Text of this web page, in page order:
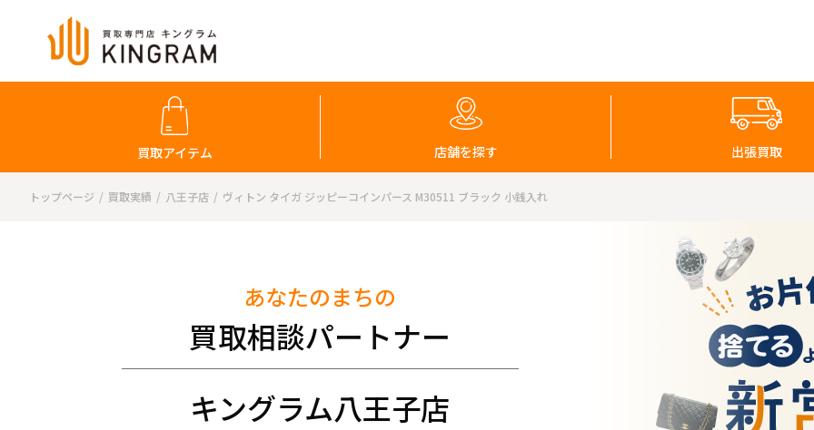
買取アイテム 店舗を探す 出張買取
トップページ 買取実績 八王子店 ヴィトン タイガ ジッピーコインパース M30511 ブラック 小銭入れ
キングラム八王子店
あなたのまちの
買取相談パートナー